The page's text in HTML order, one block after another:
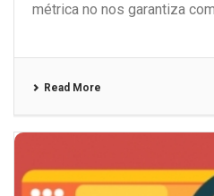
métrica no nos garantiza
Read More